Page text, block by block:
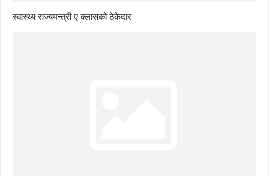
स्वास्थ्य राज्यमन्त्री ए क्लासको ठेकेदार